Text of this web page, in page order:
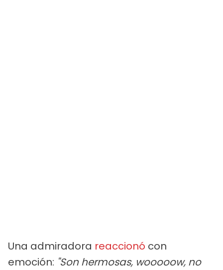
Una admiradora reaccionó con
emoción: "Son hermosas, wooooow, no